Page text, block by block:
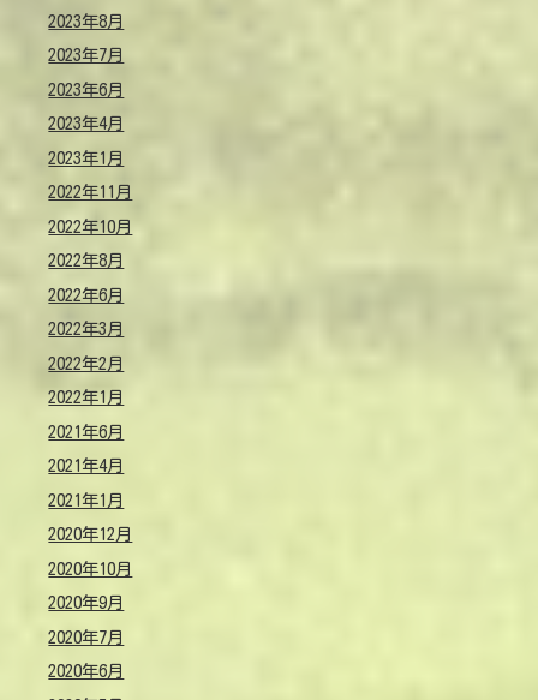
2023年8月
2023年7月
2023年6月
2023年4月
2023年1月
2022年11月
2022年10月
2022年8月
2022年6月
2022年3月
2022年2月
2022年1月
2021年6月
2021年4月
2021年1月
2020年12月
2020年10月
2020年9月
2020年7月
2020年6月